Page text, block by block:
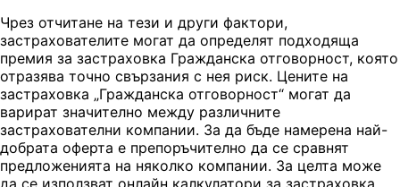
Чрез отчитане на тези и други фактори,
застрахователите могат да определят подходяща
премия за застраховка Гражданска отговорност, която
отразява точно свързания с нея риск. Цените на
застраховка „Гражданска отговорност“ могат да
варират значително между различните
застрахователни компании. За да бъде намерена най-
добрата оферта е препоръчително да се сравнят
предложенията на няколко компании. За целта може
да се използват онлайн калкулатори за застраховка